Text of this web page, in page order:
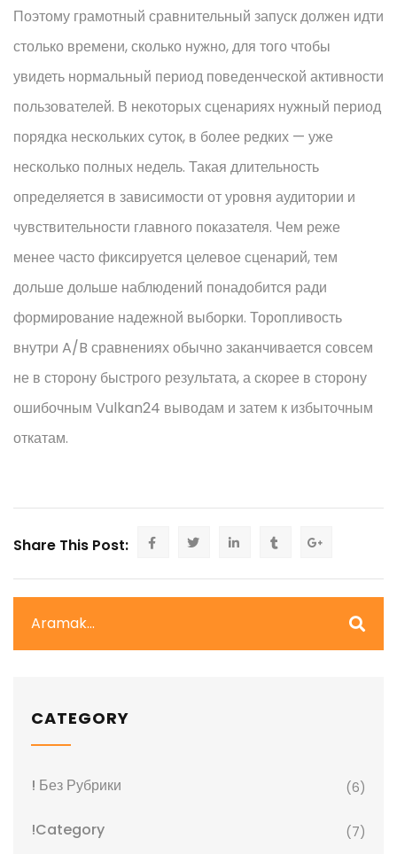
Поэтому грамотный сравнительный запуск должен идти
столько времени, сколько нужно, для того чтобы
увидеть нормальный период поведенческой активности
пользователей. В некоторых сценариях нужный период
порядка нескольких суток, в более редких — уже
несколько полных недель. Такая длительность
определяется в зависимости от уровня аудитории и
чувствительности главного показателя. Чем реже
менее часто фиксируется целевое сценарий, тем
дольше дольше наблюдений понадобится ради
формирование надежной выборки. Торопливость
внутри A/B сравнениях обычно заканчивается совсем
не в сторону быстрого результата, а скорее в сторону
ошибочным Vulkan24 выводам и затем к избыточным
откатам.
Share This Post:
CATEGORY
! Без Рубрики (6)
!Category (7)